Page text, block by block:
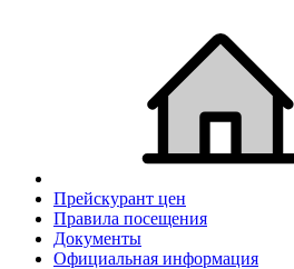
Прейскурант цен
Правила посещения
Документы
Официальная информация